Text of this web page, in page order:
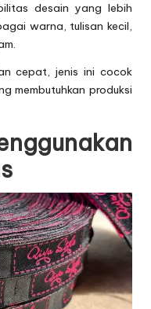
desain yang lebih
warna, tulisan kecil,
cepat, jenis ini cocok
membutuhkan produksi